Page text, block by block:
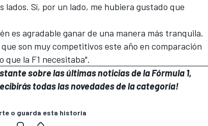
Sí, por un lado, me hubiera gustado que
es agradable ganar de una manera más tranquila.
son muy competitivos este año en comparación
que la F1 necesitaba".
sobre las últimas noticias de la Fórmula 1,
todas las novedades de la categoría!
o guarda esta historia